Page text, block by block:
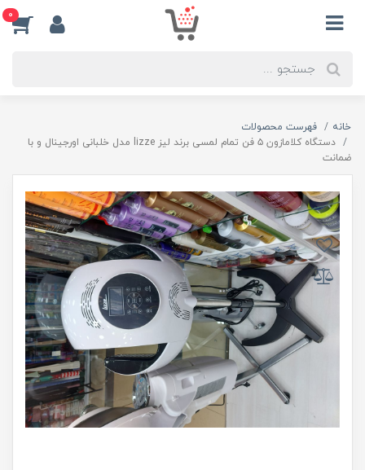
0
خانه
فهرست محصولات
دستگاه کلامازون ۵ فن تمام لمسی برند لیز lizze مدل خلبانی اورجینال و با
ضمانت